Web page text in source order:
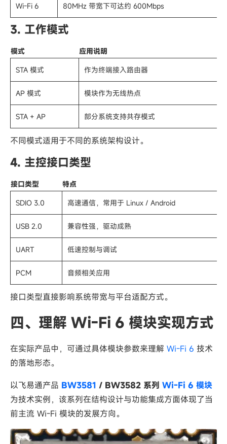
Wi-Fi 6 80MHz 带宽下可达约 600Mbps
3. 工作模式
模式
应用说明
STA 模式
作为终端接入路由器
AP 模式 模块作为无线热点
STA + AP 部分系统支持共存模式
不同模式适用于不同的系统架构设计。
4. 主控接口类型
接口类型
特点
SDIO 3.0
高速通信，常用于 Linux / Android
USB 2.0 兼容性强，驱动成熟
UART 低速控制与调试
PCM 音频相关应用
接口类型直接影响系统带宽与平台适配方式。
四、理解 Wi-Fi 6 模块实现方式
在实际产品中，可通过具体模块参数来理解 Wi-Fi 6 技术
的落地形态。
以飞易通产品 BW3581 / BW3582 系列 Wi-Fi 6 模块
为技术实例，该系列在结构设计与功能集成方面体现了当
前主流 Wi-Fi 模块的发展方向。